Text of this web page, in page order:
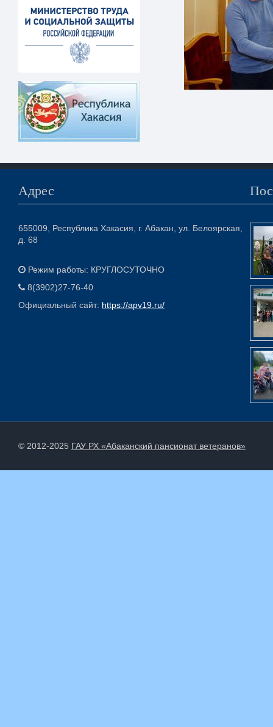
Адрес
655009, Республика Хакасия, г. Абакан, ул. Белоярская,
д. 68
Режим работы: КРУГЛОСУТОЧНО
8(3902)27-76-40
Официальный сайт: https://apv19.ru/
© 2012-2025 ГАУ РХ «Абаканский пансионат ветеранов»